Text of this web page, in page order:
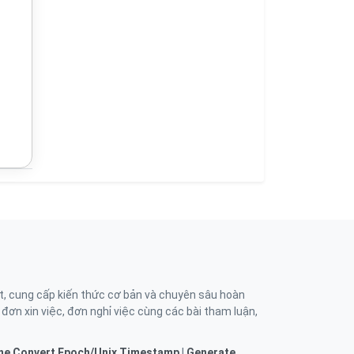
cung cấp kiến thức cơ bản và chuyên sâu hoàn
xin việc, đơn nghỉ việc cùng các bài tham luận,